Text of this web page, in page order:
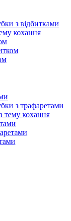
з відбитками
кохання
з трафаретами
тему кохання